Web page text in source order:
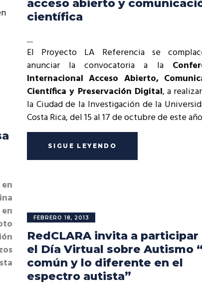
Técnicos
acceso abierto y
científica
El Proyecto LA Referencia se
anunciar la convocatoria a la
Internacional Acceso Abierto,
Científica y Preservación Digital, a
la Ciudad de la Investigación de la
Costa Rica, del 15 al 17 de octubre de este
SIGUE LEYENDO
FEBRERO 18, 2013
RedCLARA invita a participar
el Día Virtual sobre Autismo
común y lo diferente en el
espectro autista”